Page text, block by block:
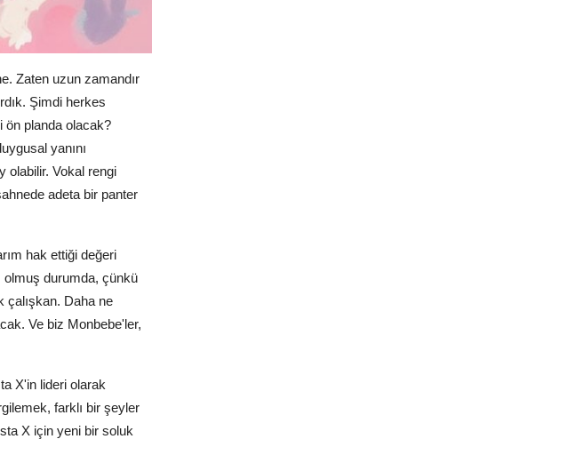
Zaten uzun zamandır
Şimdi herkes
ön planda olacak?
yanını
olabilir. Vokal rengi
adeta bir panter
hak ettiği değeri
olmuş durumda, çünkü
çalışkan. Daha ne
Ve biz Monbebe'ler,
X'in lideri olarak
farklı bir şeyler
X için yeni bir soluk